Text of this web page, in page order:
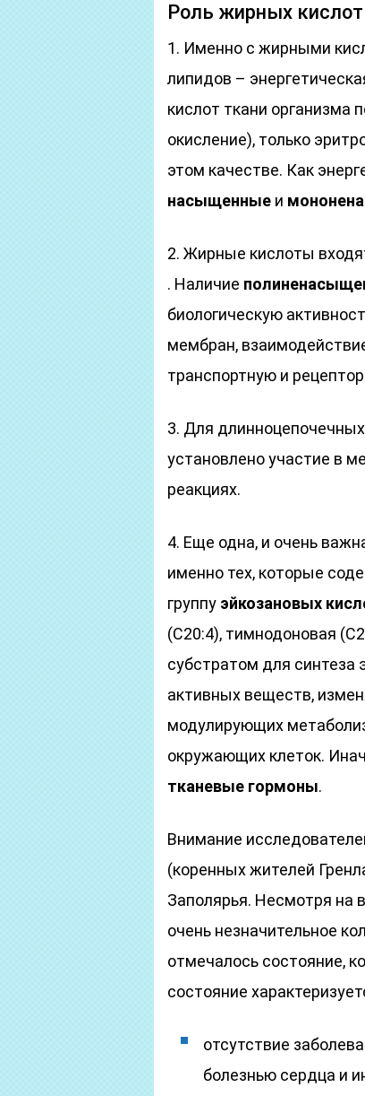
Роль жирных кислот
1. Именно с жирными
липидов –
кислот ткани организма
окисление), только
этом качестве. Как
насыщенные и
2. Жирные кислоты
. Наличие
биологическую
мембран,
транспортную и
3. Для
установлено участие в
реакциях.
4. Еще одна, и очень
именно тех, которые
группу эйкозановых
(С20:4), тимнодоновая
субстратом для синтеза
активных веществ,
модулирующих
окружающих клеток.
тканевые гормоны.
Внимание
(коренных жителей
Заполярья. Несмотря на
очень незначительное
отмечалось состояние,
состояние
отсутствие
болезнью сердца и